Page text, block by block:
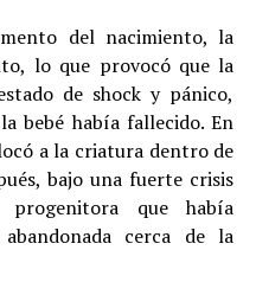
del nacimiento, la
lo que provocó que la
de shock y pánico,
bebé había fallecido. En
a la criatura dentro de
bajo una fuerte crisis
que había
cerca de la